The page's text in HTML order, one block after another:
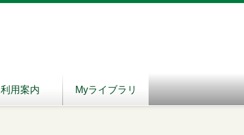
利用案内 Myライブラリ